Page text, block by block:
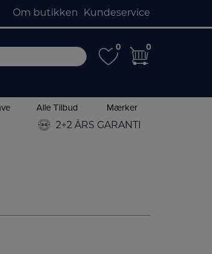
Om butikken Kundeservice
0
0 0
0
Alle Tilbud Mærker
2+2 ÅRS GARANTI